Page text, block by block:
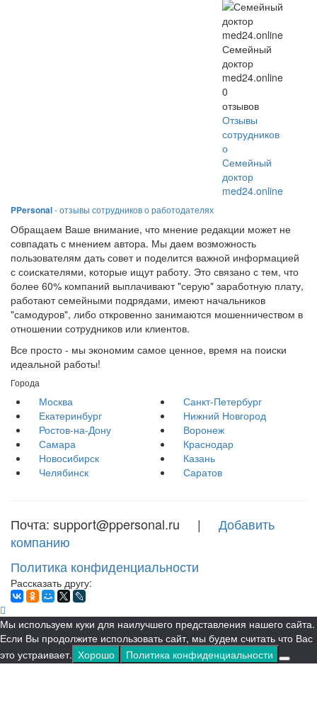
Семейный
доктор
med24.online
0
отзывов
Отзывы
сотрудников
о
Семейный
доктор
med24.online
PPersonal- отзывы сотрудников о работодателях
Обращаем Ваше внимание, что мнение редакции может не
совпадать с мнением автора. Мы даем возможность
пользователям дать совет и поделится важной информацией
с соискателями, которые ищут работу. Это связано с тем, что
более 60% компаний выплачивают "серую" заработную плату,
работают семейными подрядами, имеют начальников
"самодуров", либо откровенно занимаются мошенничеством в
отношении сотрудников или клиентов.
Все просто - мы экономим самое ценное, время на поиски
идеальной работы!
Города
Москва
Санкт-Петербург
Екатеринбург
Нижний Новгород
Ростов-на-Дону
Воронеж
Самара
Краснодар
Новосибирск
Казань
Челябинск
Саратов
Почта: support@ppersonal.ru | Добавить
компанию
Политика конфиденциальности
Рассказать другу:
Мы используем куки для наилучшего представления нашего сайта.
Если Вы продолжите использовать сайт, мы будем считать что Вас
это устраивает. Хорошо Политика конфиденциальности